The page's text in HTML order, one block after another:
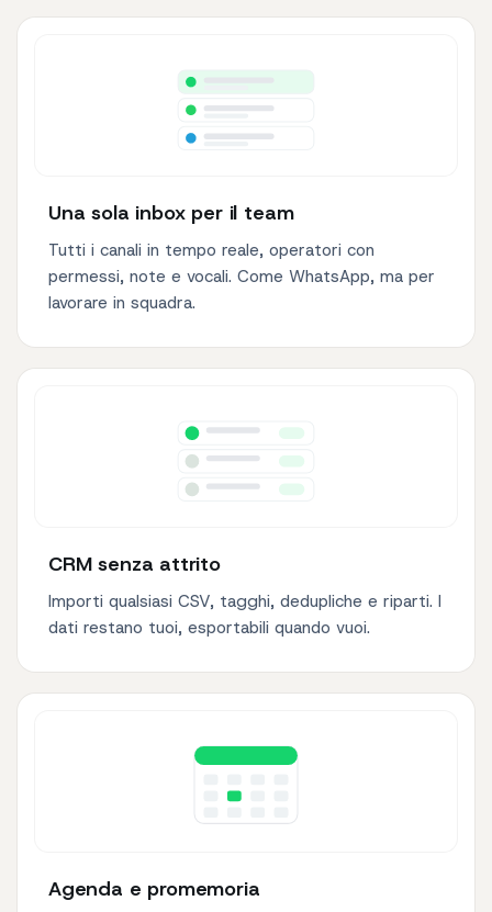
Una sola inbox per il team
Tutti i canali in tempo reale, operatori con
permessi, note e vocali. Come WhatsApp, ma per
lavorare in squadra.
CRM senza attrito
Importi qualsiasi CSV, tagghi, dedupliche e riparti. I
dati restano tuoi, esportabili quando vuoi.
Agenda e promemoria